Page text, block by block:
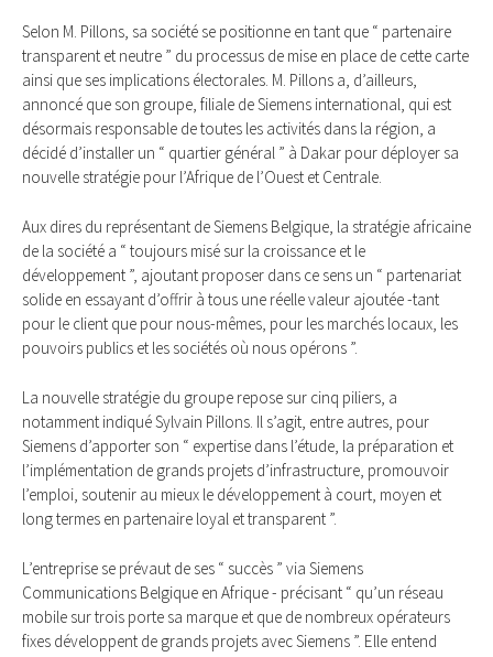
Selon M. Pillons, sa société se positionne en tant que “ partenaire
transparent et neutre ” du processus de mise en place de cette carte
ainsi que ses implications électorales. M. Pillons a, d’ailleurs,
annoncé que son groupe, filiale de Siemens international, qui est
désormais responsable de toutes les activités dans la région, a
décidé d’installer un “ quartier général ” à Dakar pour déployer sa
nouvelle stratégie pour l’Afrique de l’Ouest et Centrale.
Aux dires du représentant de Siemens Belgique, la stratégie africaine
de la société a “ toujours misé sur la croissance et le
développement ”, ajoutant proposer dans ce sens un “ partenariat
solide en essayant d’offrir à tous une réelle valeur ajoutée -tant
pour le client que pour nous-mêmes, pour les marchés locaux, les
pouvoirs publics et les sociétés où nous opérons ”.
La nouvelle stratégie du groupe repose sur cinq piliers, a
notamment indiqué Sylvain Pillons. Il s’agit, entre autres, pour
Siemens d’apporter son “ expertise dans l’étude, la préparation et
l’implémentation de grands projets d’infrastructure, promouvoir
l’emploi, soutenir au mieux le développement à court, moyen et
long termes en partenaire loyal et transparent ”.
L’entreprise se prévaut de ses “ succès ” via Siemens
Communications Belgique en Afrique - précisant “ qu’un réseau
mobile sur trois porte sa marque et que de nombreux opérateurs
fixes développent de grands projets avec Siemens ”. Elle entend